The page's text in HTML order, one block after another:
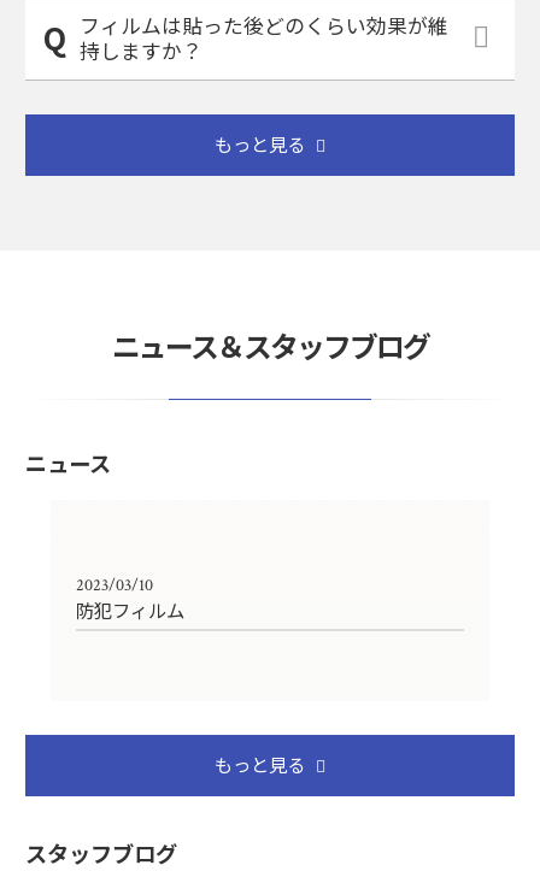
フィルムは貼った後どのくらい効果が維
持しますか？
もっと見る
ニュース＆スタッフブログ
ニュース
2023/03/10
防犯フィルム
もっと見る
スタッフブログ